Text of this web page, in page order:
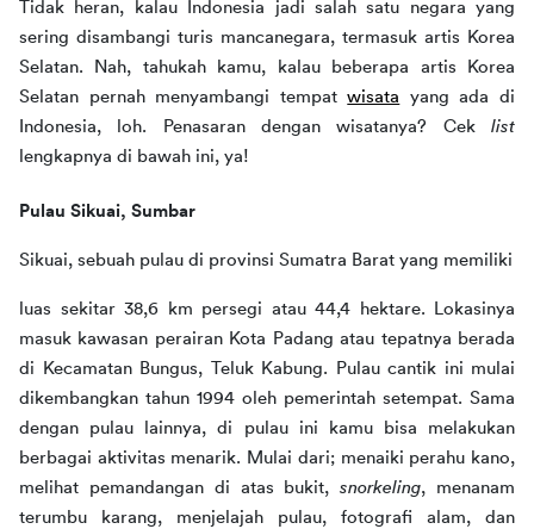
Tidak heran, kalau Indonesia jadi salah satu negara yang
sering disambangi turis mancanegara, termasuk artis Korea
Selatan. Nah, tahukah kamu, kalau beberapa artis Korea
Selatan pernah menyambangi tempat wisata yang ada di
Indonesia, loh. Penasaran dengan wisatanya? Cek list
lengkapnya di bawah ini, ya!
Pulau Sikuai, Sumbar
Sikuai, sebuah pulau di provinsi Sumatra Barat yang memiliki
luas sekitar 38,6 km persegi atau 44,4 hektare. Lokasinya
masuk kawasan perairan Kota Padang atau tepatnya berada
di Kecamatan Bungus, Teluk Kabung. Pulau cantik ini mulai
dikembangkan tahun 1994 oleh pemerintah setempat. Sama
dengan pulau lainnya, di pulau ini kamu bisa melakukan
berbagai aktivitas menarik. Mulai dari; menaiki perahu kano,
melihat pemandangan di atas bukit, snorkeling, menanam
terumbu karang, menjelajah pulau, fotografi alam, dan